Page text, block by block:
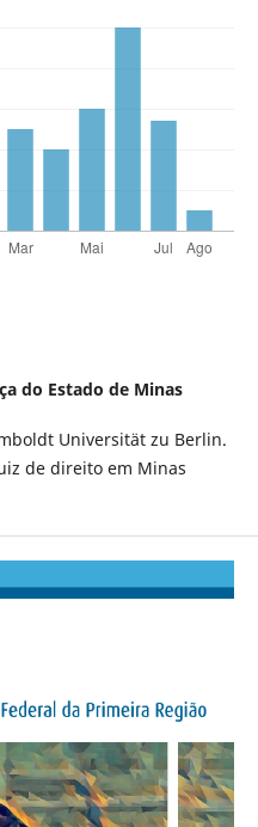
do Estado de Minas
Universität zu Berlin.
de direito em Minas